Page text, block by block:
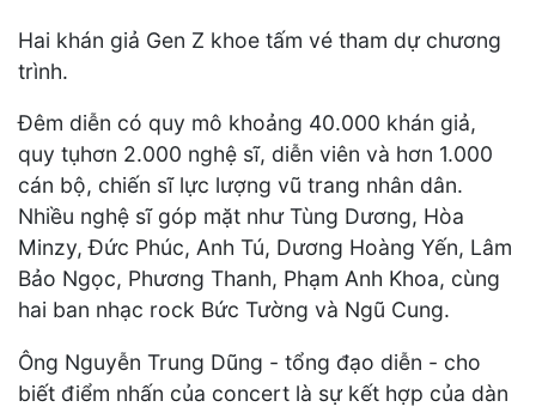
Hai khán giả Gen Z khoe tấm vé tham dự chương
trình.
Đêm diễn có quy mô khoảng 40.000 khán giả,
quy tụhơn 2.000 nghệ sĩ, diễn viên và hơn 1.000
cán bộ, chiến sĩ lực lượng vũ trang nhân dân.
Nhiều nghệ sĩ góp mặt như Tùng Dương, Hòa
Minzy, Đức Phúc, Anh Tú, Dương Hoàng Yến, Lâm
Bảo Ngọc, Phương Thanh, Phạm Anh Khoa, cùng
hai ban nhạc rock Bức Tường và Ngũ Cung.
Ông Nguyễn Trung Dũng - tổng đạo diễn - cho
biết điểm nhấn của concert là sự kết hợp của dàn